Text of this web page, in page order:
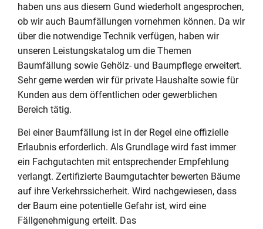
haben uns aus diesem Gund wiederholt angesprochen,
ob wir auch Baumfällungen vornehmen können. Da wir
über die notwendige Technik verfügen, haben wir
unseren Leistungskatalog um die Themen
Baumfällung sowie Gehölz- und Baumpflege erweitert.
Sehr gerne werden wir für private Haushalte sowie für
Kunden aus dem öffentlichen oder gewerblichen
Bereich tätig.
Bei einer Baumfällung ist in der Regel eine offizielle
Erlaubnis erforderlich. Als Grundlage wird fast immer
ein Fachgutachten mit entsprechender Empfehlung
verlangt. Zertifizierte Baumgutachter bewerten Bäume
auf ihre Verkehrssicherheit. Wird nachgewiesen, dass
der Baum eine potentielle Gefahr ist, wird eine
Fällgenehmigung erteilt. Das